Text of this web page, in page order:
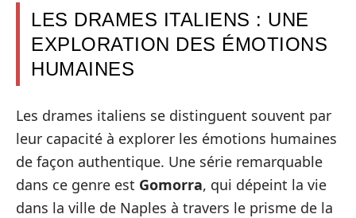
LES DRAMES ITALIENS : UNE
EXPLORATION DES ÉMOTIONS
HUMAINES
Les drames italiens se distinguent souvent par
leur capacité à explorer les émotions humaines
de façon authentique. Une série remarquable
dans ce genre est Gomorra, qui dépeint la vie
dans la ville de Naples à travers le prisme de la